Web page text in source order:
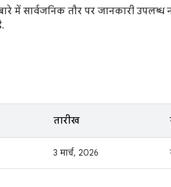
में सार्वजनिक तौर पर जानकारी
तारीख
3 मार्च, 2026